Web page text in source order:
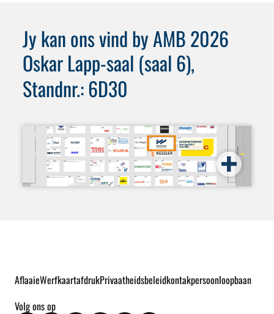
Jy kan ons vind by AMB 2026
Oskar Lapp-saal (saal 6),
Standnr.: 6D30
AflaaieWerfkaartafdrukPrivaatheidsbeleidkontakpersoonloopbaan
Volg ons op